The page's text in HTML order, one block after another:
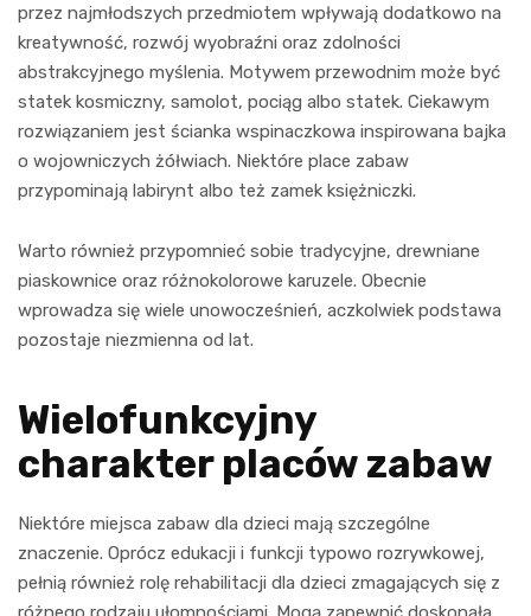
przez najmłodszych przedmiotem wpływają dodatkowo na
kreatywność, rozwój wyobraźni oraz zdolności
abstrakcyjnego myślenia. Motywem przewodnim może być
statek kosmiczny, samolot, pociąg albo statek. Ciekawym
rozwiązaniem jest ścianka wspinaczkowa inspirowana bajka
o wojowniczych żółwiach. Niektóre place zabaw
przypominają labirynt albo też zamek księżniczki.
Warto również przypomnieć sobie tradycyjne, drewniane
piaskownice oraz różnokolorowe karuzele. Obecnie
wprowadza się wiele unowocześnień, aczkolwiek podstawa
pozostaje niezmienna od lat.
Wielofunkcyjny
charakter placów zabaw
Niektóre miejsca zabaw dla dzieci mają szczególne
znaczenie. Oprócz edukacji i funkcji typowo rozrywkowej,
pełnią również rolę rehabilitacji dla dzieci zmagających się z